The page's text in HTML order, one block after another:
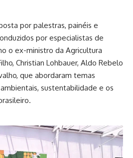
por palestras, painéis e
por especialistas de
o ex-ministro da Agricultura
Christian Lohbauer, Aldo Rebelo
que abordaram temas
sustentabilidade e os